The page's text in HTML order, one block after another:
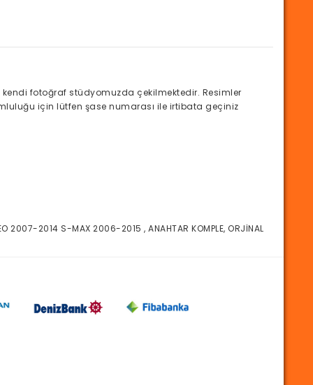
kendi fotoğraf stüdyomuzda çekilmektedir. Resimler
için lütfen şase numarası ile irtibata geçiniz
2007-2014 S-MAX 2006-2015 , ANAHTAR KOMPLE, ORJİNAL